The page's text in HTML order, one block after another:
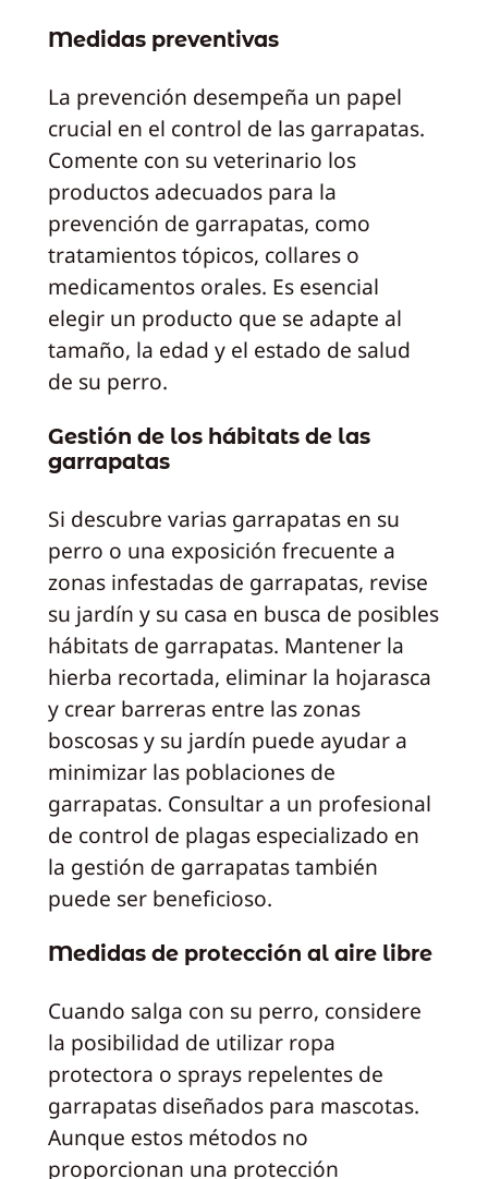
Medidas preventivas
La prevención desempeña un papel
crucial en el control de las garrapatas.
Comente con su veterinario los
productos adecuados para la
prevención de garrapatas, como
tratamientos tópicos, collares o
medicamentos orales. Es esencial
elegir un producto que se adapte al
tamaño, la edad y el estado de salud
de su perro.
Gestión de los hábitats de las
garrapatas
Si descubre varias garrapatas en su
perro o una exposición frecuente a
zonas infestadas de garrapatas, revise
su jardín y su casa en busca de posibles
hábitats de garrapatas. Mantener la
hierba recortada, eliminar la hojarasca
y crear barreras entre las zonas
boscosas y su jardín puede ayudar a
minimizar las poblaciones de
garrapatas. Consultar a un profesional
de control de plagas especializado en
la gestión de garrapatas también
puede ser beneficioso.
Medidas de protección al aire libre
Cuando salga con su perro, considere
la posibilidad de utilizar ropa
protectora o sprays repelentes de
garrapatas diseñados para mascotas.
Aunque estos métodos no
proporcionan una protección